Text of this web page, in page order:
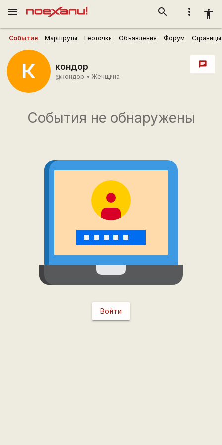
more_vert accessibility_new
search
menu
События Маршруты Геоточки Объявления Форум Страницы
К кондор
@кондор • Женщина
chat
События не обнаружены
Войти